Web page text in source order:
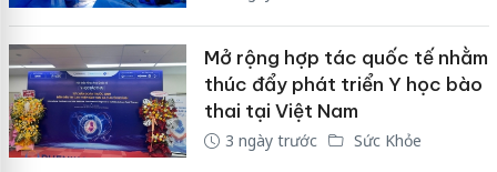
Mở rộng hợp tác quốc tế nhằm
thúc đẩy phát triển Y học bào
thai tại Việt Nam
3 ngày trước Sức Khỏe